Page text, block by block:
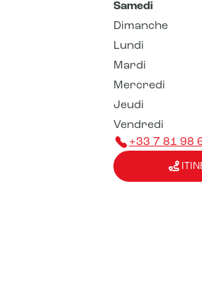
Samedi
Dimanche
Lundi
Mardi
Mercredi
Jeudi
Vendredi
+33 7 81 98